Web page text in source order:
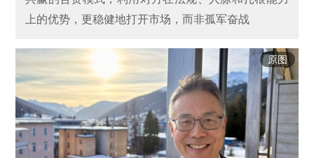
上的优势，更稳健地打开市场，而非孤军奋战
原图